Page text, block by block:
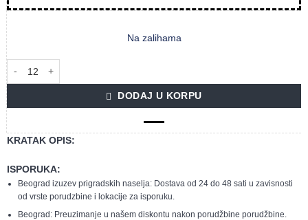
Na zalihama
POWERADE MOUNT BLAST NC HURS 0.5L količina
DODAJ U KORPU
KRATAK OPIS:
ISPORUKA:
Beograd izuzev prigradskih naselja: Dostava od 24 do 48 sati u zavisnosti
od vrste porudzbine i lokacije za isporuku.
Beograd: Preuzimanje u našem diskontu nakon porudžbine porudžbine.